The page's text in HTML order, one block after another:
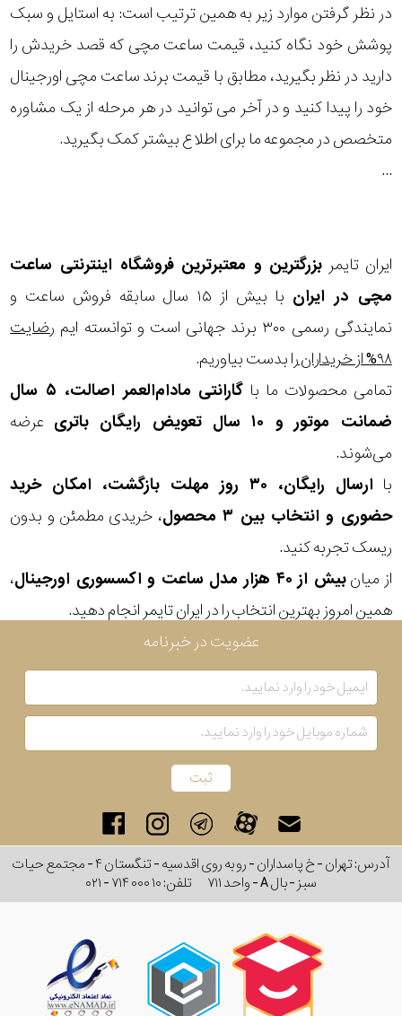
در نظر گرفتن موارد زیر به همین ترتیب است: به استایل و سبک
پوشش خود نگاه کنید، قیمت ساعت مچی که قصد خریدش را
دارید در نظر بگیرید، مطابق با قیمت برند ساعت مچی اورجینال
خود را پیدا کنید و در آخر می توانید در هر مرحله از یک مشاوره
متخصص در مجموعه ما برای اطلاع بیشتر کمک بگیرید.
...
ایران تایمر بزرگترین و معتبرترین فروشگاه اینترنتی ساعت
مچی در ایران
با بیش از ۱۵ سال سابقه فروش ساعت و
نمایندگی رسمی ۳۰۰ برند جهانی است و توانسته ایم
رضایت
۹۸% از خریداران
را بدست بیاوریم.
تمامی محصولات ما با
گارانتی مادام‌العمر اصالت، ۵ سال
ضمانت موتور و ۱۰ سال تعویض رایگان باتری
عرضه
می‌شوند.
با
ارسال رایگان، ۳۰ روز مهلت بازگشت، امکان خرید
حضوری و انتخاب بین ۳ محصول
، خریدی مطمئن و بدون
ریسک تجربه کنید.
از میانبیش از ۴۰ هزار مدل ساعت و اکسسوری اورجینال
،
همین امروز بهترین انتخاب را در ایران تایمر انجام دهید.
اکس
نمایش
عرض
طرح
بند
در
برابر
آب
شکل
قاب
ویژگی
نوع
موتور
رنگ
بکار
رفته
جنس
بکاررفته
عضویت در خبرنامه
آدرس: تهران - خ پاسداران - رو به روی اقدسیه - تنگستان ۴ - مجتمع حیات
سبز - بال A - واحد ۷۱۱
تلفن:۰۲۱ - ۷۱۴ ۰۰۰ ۱۰